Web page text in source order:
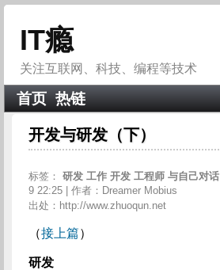
IT瘾
关注互联网、科技、编程等技术
首页 热链
开发与研发（下）
标签： 研发 工作 开发 工程师 与自己对话
9 22:25 | 作者：Dreamer Mobius
出处：http://www.zhuoqun.net
（接上篇）
研发